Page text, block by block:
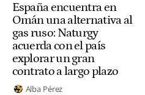
España encuentra en
Omán una alternativa al
gas ruso: Naturgy
acuerda con el país
explorar un gran
contrato a largo plazo
Alba Pérez